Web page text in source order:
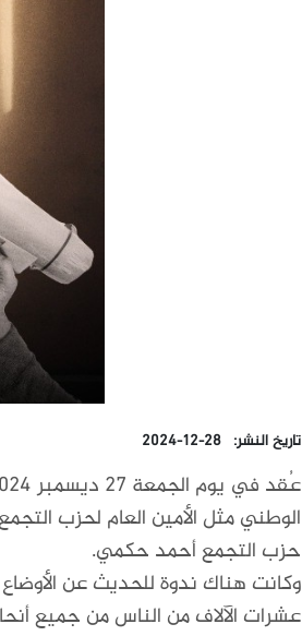
تاريخ النشر: 2024-12-28
الوطني مثل الأمين العام لحزب
حزب التجمع أحمد حكمي.
وكانت هناك ندوة للحديث عن
عشرات الآلاف من الناس من جميع